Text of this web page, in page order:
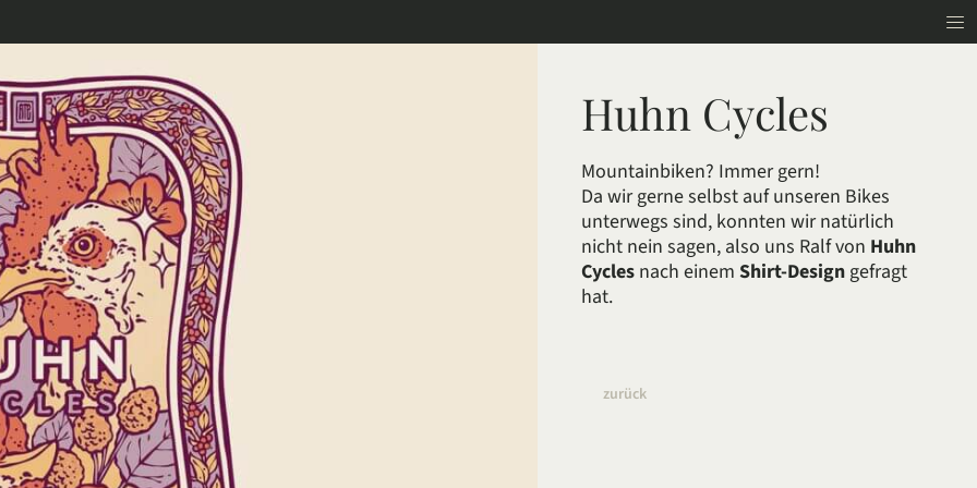
Huhn Cycles
Mountainbiken? Immer gern!
Da wir gerne selbst auf unseren Bikes
unterwegs sind, konnten wir natürlich
nicht nein sagen, also uns Ralf von Huhn
Cyclesnach einem Shirt-Designgefragt
hat.
zurück